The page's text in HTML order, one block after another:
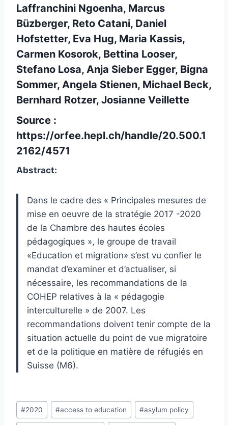
Laffranchini Ngoenha, Marcus
Büzberger, Reto Catani, Daniel
Hofstetter, Eva Hug, Maria Kassis,
Carmen Kosorok, Bettina Looser,
Stefano Losa, Anja Sieber Egger, Bigna
Sommer, Angela Stienen, Michael Beck,
Bernhard Rotzer, Josianne Veillette
Source :
https://orfee.hepl.ch/handle/20.500.1
2162/4571
Abstract:
Dans le cadre des « Principales mesures de
mise en oeuvre de la stratégie 2017 -2020
de la Chambre des hautes écoles
pédagogiques », le groupe de travail
«Education et migration» s’est vu confier le
mandat d’examiner et d’actualiser, si
nécessaire, les recommandations de la
COHEP relatives à la « pédagogie
interculturelle » de 2007. Les
recommandations doivent tenir compte de la
situation actuelle du point de vue migratoire
et de la politique en matière de réfugiés en
Suisse (M6).
Post
Tags:
#2020 #access to education #asylum policy